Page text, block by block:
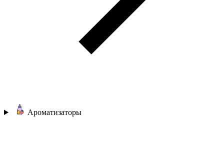
Ароматизаторы